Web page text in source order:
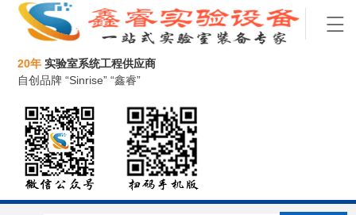
20年 实验室系统工程供应商
自创品牌 “Sinrise” “鑫睿”